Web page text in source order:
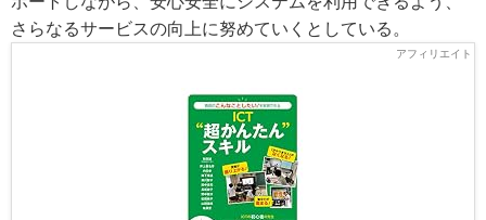
さらなるサービスの向上に努めていくとしている。